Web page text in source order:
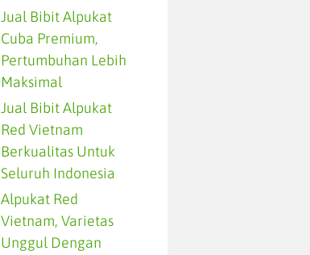
Jual Bibit Alpukat
Cuba Premium,
Pertumbuhan Lebih
Maksimal
Jual Bibit Alpukat
Red Vietnam
Berkualitas Untuk
Seluruh Indonesia
Alpukat Red
Vietnam, Varietas
Unggul Dengan